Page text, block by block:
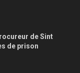
de Sint
de prison